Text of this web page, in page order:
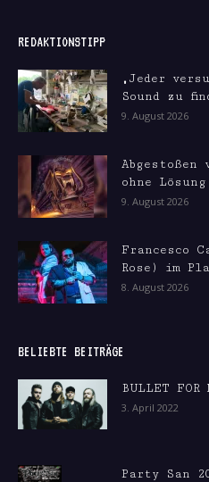
REDAKTIONSTIPP
„Jeder
Sound zu
9. August 2026
ohne Lösung
9. August 2026
Francesco
Rose) im
8. August 2026
BELIEBTE BEITRÄGE
BULLET FOR
3. April 2022
Party San